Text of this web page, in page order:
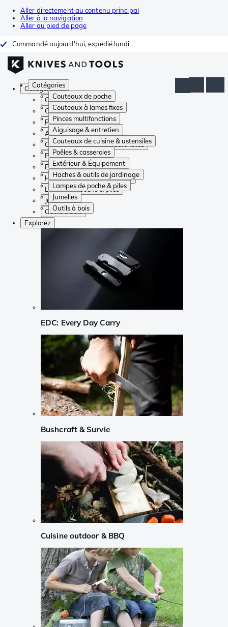
Aller directement au contenu principal
Aller à la navigation
Aller au pied de page
Commandé aujourd'hui, expédié lundi
Catégories
Couteaux de poche
Couteaux à lames fixes
Pinces multifonctions
Aiguisage & entretien
Couteaux de cuisine & ustensiles
Poêles & casseroles
Extérieur & Équipement
Haches & outils de jardinage
Lampes de poche & piles
Jumelles
Outils à bois
Catégories
Couteaux de poche
Couteaux à lames fixes
Pinces multifonctions
Aiguisage & entretien
Couteaux de cuisine & ustensiles
Poêles & casseroles
Extérieur & Équipement
Haches & outils de jardinage
Lampes de poche & piles
Jumelles
Outils à bois
Explorez
EDC: Every Day Carry
Bushcraft & Survie
Cuisine outdoor & BBQ